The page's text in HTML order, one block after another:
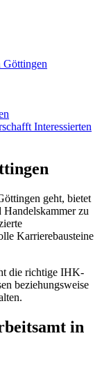
Göttingen
Interessierten
geht, bietet
zu
Karrierebausteine
die richtige IHK-
beziehungsweise
in